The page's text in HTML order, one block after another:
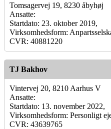
Tomsagervej 19, 8230 åbyhøj
Ansatte:
Startdato: 23. oktober 2019,
Virksomhedsform:
CVR: 40881220
TJ Bakhov
Vintervej 20, 8210 Aarhus V
Ansatte:
Startdato: 13. november 2022,
Virksomhedsform: Personligt
CVR: 43639765